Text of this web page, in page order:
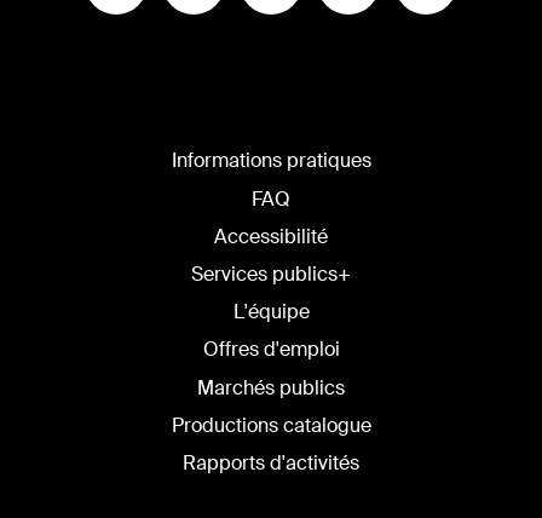
Informations pratiques
FAQ
Accessibilité
Services publics+
L'équipe
Offres d'emploi
Marchés publics
Productions catalogue
Rapports d'activités